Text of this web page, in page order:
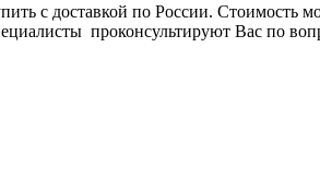
с доставкой по России. Стоимость
проконсультируют Вас по